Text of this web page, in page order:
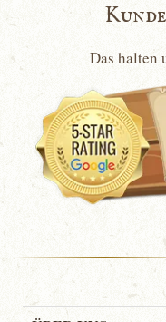
Das halten